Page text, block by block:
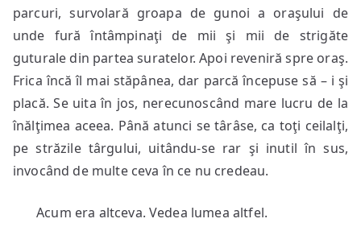
parcuri, survolară groapa de gunoi a oraşului de
unde fură întâmpinaţi de mii şi mii de strigăte
guturale din partea suratelor. Apoi reveniră spre oraş.
Frica încă îl mai stăpânea, dar parcă începuse să – i şi
placă. Se uita în jos, nerecunoscând mare lucru de la
înălţimea aceea. Până atunci se târâse, ca toţi ceilalţi,
pe străzile târgului, uitându-se rar şi inutil în sus,
invocând de multe ceva în ce nu credeau.
Acum era altceva. Vedea lumea altfel.